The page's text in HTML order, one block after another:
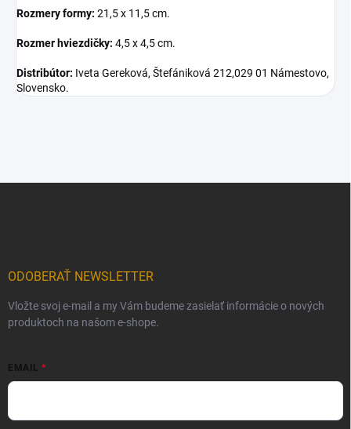
Rozmery formy: 21,5 x 11,5 cm.
Rozmer hviezdičky: 4,5 x 4,5 cm.
Distribútor: Iveta Gereková, Štefániková 212,029 01 Námestovo,
Slovensko.
ODOBERAŤ NEWSLETTER
Vložte svoj e-mail a my Vám budeme zasielať informácie o nových
produktoch na našom e-shope.
EMAIL